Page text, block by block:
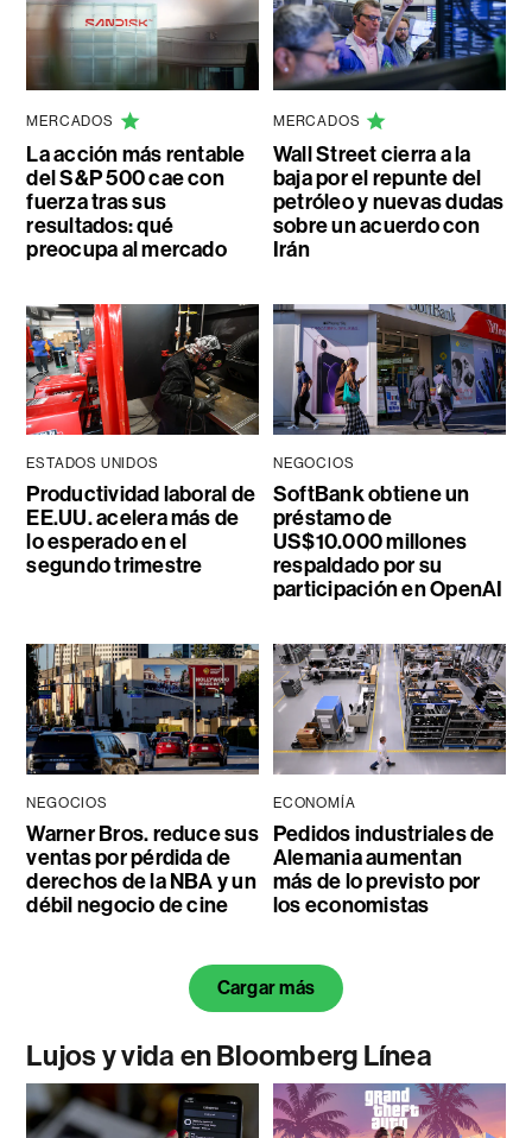
MERCADOS
La acción más rentable
del S&P 500 cae con
fuerza tras sus
resultados: qué
preocupa al mercado
MERCADOS
Wall Street cierra a la
baja por el repunte del
petróleo y nuevas dudas
sobre un acuerdo con
Irán
ESTADOS UNIDOS
Productividad laboral de
EE.UU. acelera más de
lo esperado en el
segundo trimestre
NEGOCIOS
SoftBank obtiene un
préstamo de
US$10.000 millones
respaldado por su
participación en OpenAI
NEGOCIOS
Warner Bros. reduce sus
ventas por pérdida de
derechos de la NBA y un
débil negocio de cine
ECONOMÍA
Pedidos industriales de
Alemania aumentan
más de lo previsto por
los economistas
Cargar más
Lujos y vida en Bloomberg Línea